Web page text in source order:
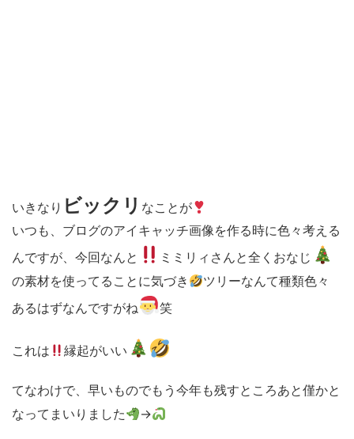
いきなり ビックリ なことが
いつも、ブログのアイキャッチ画像を作る時に色々考える
んですが、今回なんと
ミミリィさんと全くおなじ
の素材を使ってることに気づき
ツリーなんて種類色々
あるはずなんですがね
笑
これは 縁起がいい
てなわけで、早いものでもう今年も残すところあと僅かと
なってまいりました
→